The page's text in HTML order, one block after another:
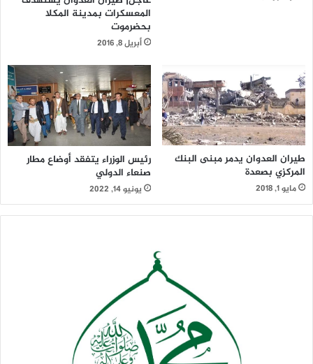
المعسكرات بمدينة المكلا
بحضرموت
أبريل 8, 2016
طيران العدوان يدمر مبنى البنك
المركزي بصعدة
مايو 1, 2018
رئيس الوزراء يتفقد أوضاع مطار
صنعاء الدولي
يونيو 14, 2022